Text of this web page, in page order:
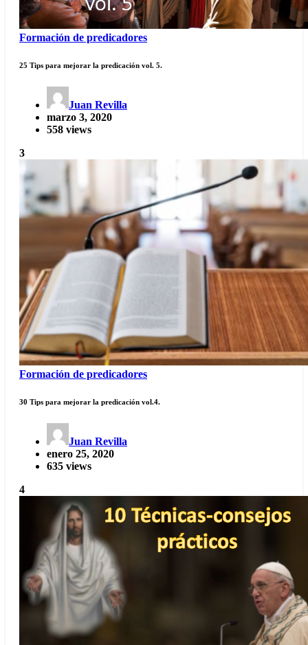
Formación de predicadores
25 Tips para mejorar la predicación vol. 5.
Juan Revilla
marzo 3, 2020
558 views
3
Formación de predicadores
30 Tips para mejorar la predicación vol.4.
Juan Revilla
enero 25, 2020
635 views
4